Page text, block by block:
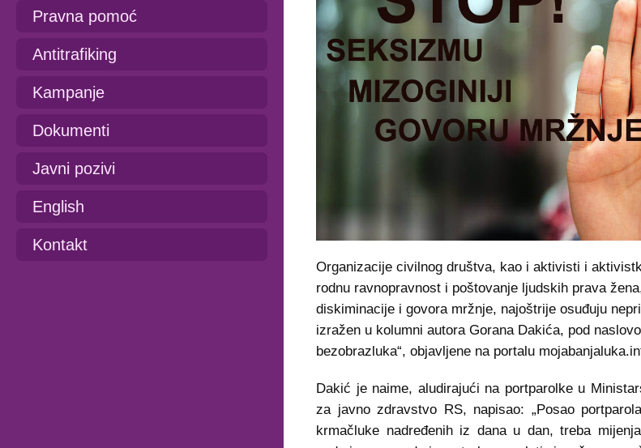
Pravna pomoć
Antitrafiking
Kampanje
Dokumenti
Javni pozivi
English
Kontakt
Organizacije civilnog društva, kao i aktivisti i
rodnu ravnopravnost i poštovanje ljudskih prava
diskiminacije i govora mržnje, najoštrije osuđuju
izražen u kolumni autora Gorana Dakića, pod
bezobrazluka“, objavljene na portalu
Dakić je naime, aludirajući na portparolke u
za javno zdravstvo RS, napisao: „Posao
krmačluke nadređenih iz dana u dan, treba